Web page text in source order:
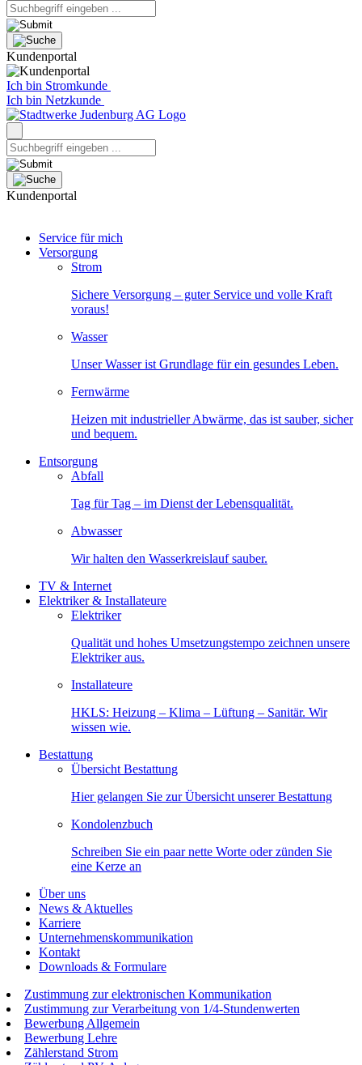
Kundenportal
Ich bin Stromkunde
Ich bin Netzkunde
Kundenportal
Service für mich
Versorgung
Strom
Sichere Versorgung – guter Service und volle Kraft
voraus!
Wasser
Unser Wasser ist Grundlage für ein gesundes Leben.
Fernwärme
Heizen mit industrieller Abwärme, das ist sauber, sicher
und bequem.
Entsorgung
Abfall
Tag für Tag – im Dienst der Lebensqualität.
Abwasser
Wir halten den Wasserkreislauf sauber.
TV & Internet
Elektriker & Installateure
Elektriker
Qualität und hohes Umsetzungstempo zeichnen unsere
Elektriker aus.
Installateure
HKLS: Heizung – Klima – Lüftung – Sanitär. Wir
wissen wie.
Bestattung
Übersicht Bestattung
Hier gelangen Sie zur Übersicht unserer Bestattung
Kondolenzbuch
Schreiben Sie ein paar nette Worte oder zünden Sie
eine Kerze an
Über uns
News & Aktuelles
Karriere
Unternehmenskommunikation
Kontakt
Downloads & Formulare
Zustimmung zur elektronischen Kommunikation
Zustimmung zur Verarbeitung von 1/4-Stundenwerten
Bewerbung Allgemein
Bewerbung Lehre
Zählerstand Strom